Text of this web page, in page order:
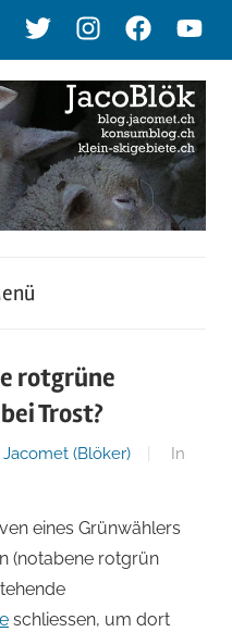
TwitterInstagramFacebook
rotgrüne
Trost?
(Blöker)
In
eines Grünwählers
(notabene rotgrün
schliessen, um dort